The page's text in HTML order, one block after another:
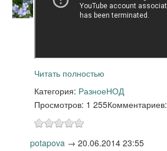
Читать полностью
Категория: РазноеНОД
Просмотров: 1 255Комментариев:
potapova → 20.06.2014 23:55